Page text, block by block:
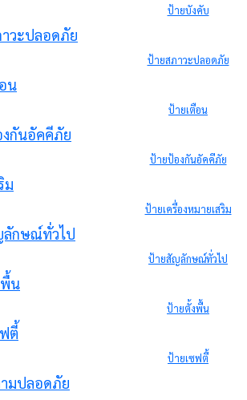
ป้ายบังคับ
ป้ายสภาวะปลอดภัย
ป้ายเตือน
ป้ายป้องกันอัคคีภัย
ป้ายเครื่องหมายเสริม
ป้ายสัญลักษณ์ทั่วไป
ป้ายตั้งพื้น
ป้ายเซฟตี้